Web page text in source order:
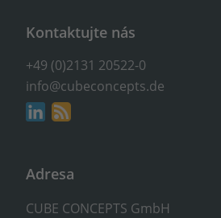
Kontaktujte nás
+49 (0)2131 20522-0
info@cubeconcepts.de
Adresa
CUBE CONCEPTS GmbH